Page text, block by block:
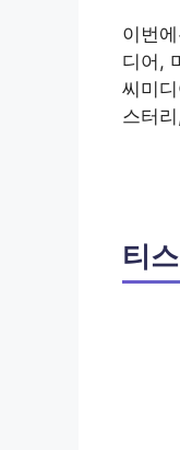
이번
디어,
씨미
스터
티